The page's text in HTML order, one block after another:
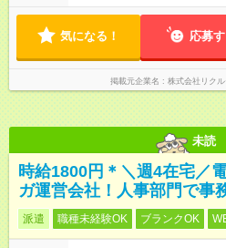
気になる！ 応募
掲載元企業名 株式会社リク
未読
時給1800円＊＼週4在宅／
ガ運営会社！人事部門で事
派遣 職種未経験OK ブランクOK